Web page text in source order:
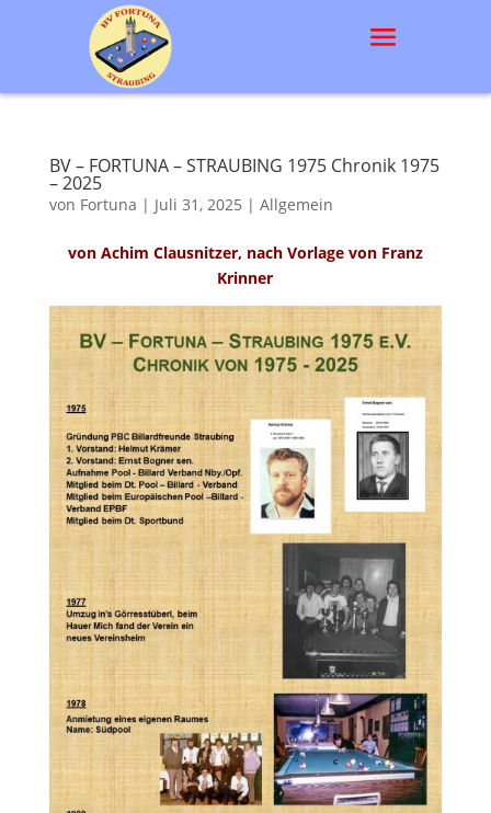
BV – FORTUNA – STRAUBING 1975 Chronik 1975
– 2025
von Fortuna | Juli 31, 2025 | Allgemein
von Achim Clausnitzer, nach Vorlage von Franz
Krinner